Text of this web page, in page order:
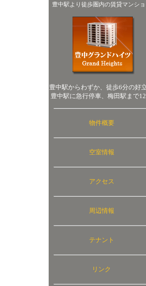
豊中駅より徒歩圏内の賃貸マンシ
豊中駅からわずか、徒歩6分の好
豊中駅に急行停車、梅田駅まで
物件概要
空室情報
アクセス
周辺情報
テナント
リンク